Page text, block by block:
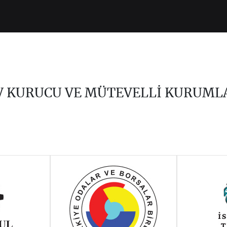
KURUCU VE MÜTEVELLİ